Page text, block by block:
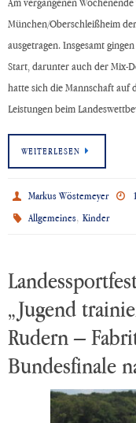
München/Oberschleißheim
ausgetragen. Insgesamt
Start, darunter auch der Mix-
hatte sich die Mannschaft auf
Leistungen beim
WEITERLESEN
Markus Wöstemeyer
Allgemeines,Kinder
„Jugend
Rudern –
Bundesfinale